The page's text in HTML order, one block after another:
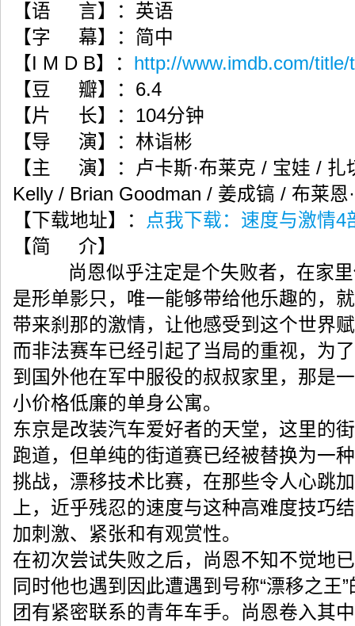
【语 言】：英语
【字 幕】：简中
【I M D B】： http://www.imdb.com/title/
【豆 瓣】：6.4
【片 长】：104分钟
【导 演】：林诣彬
【主 演】：卢卡斯·布莱克 / 宝娃 / 扎
Kelly / Brian Goodman / 姜成镐 / 布莱
【下载地址】：
点我下载：速度与激情4
【简 介】
尚恩似乎注定是个失败者，在家里
是形单影只，唯一能够带给他乐趣的，
带来刹那的激情，让他感受到这个世界
而非法赛车已经引起了当局的重视，为
到国外他在军中服役的叔叔家里，那是
小价格低廉的单身公寓。
东京是改装汽车爱好者的天堂，这里的
跑道，但单纯的街道赛已经被替换为一
挑战，漂移技术比赛，在那些令人心跳
上，近乎残忍的速度与这种高难度技巧
加刺激、紧张和有观赏性。
在初次尝试失败之后，尚恩不知不觉地
同时他也遇到因此遭遇到号称“漂移之王
团有紧密联系的青年车手。尚恩卷入其